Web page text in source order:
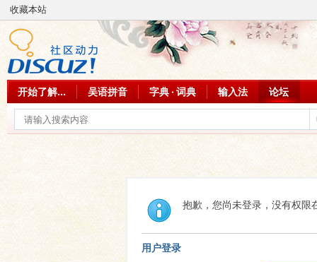
收藏本站
开始了解... 吴语拼音 字典 · 词典 输入法 论坛
抱歉，您尚未登录，没有权限
用户登录